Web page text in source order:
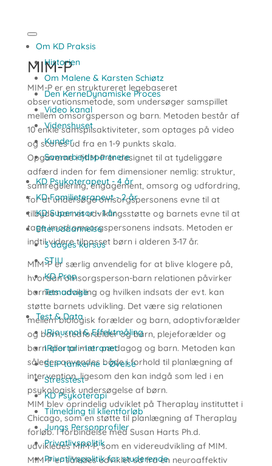
Om KD Praksis
Historien
Om Malene & Karsten Schiøtz
Den KerneDynamiske Proces
Video kanal
Videnshuset
Kunder
Samarbejdspartnere
KD Psykoterapeut - 4 år
KD Familieterapeut - 2 år
KD Supervisor - 1 år
Efteruddannelse
3 dages kursus
STIU
KD Prep
Temadage
Test & Data
IRjournal & Effektmåling
IRportal - Intranet
SLIP tankerne – Øvelse
Stresstest
KD Psykoterapi
Tilmelding til klientforløb
Jungs Personprofiler
Privatlivspolitik
Privatlivspolitik for studerende
MIM-P
MIM-P er en struktureret legebaseret
observationsmetode, som undersøger samspillet
mellem omsorgsperson og barn. Metoden består af
10 enkle samspilsaktiviteter, som optages på video
og scores ud fra en 1-9 punkts skala.
Opgaverne i MIM-P er designet til at tydeliggøre
adfærd inden for fem dimensioner nemlig: struktur,
samregulering, engagement, omsorg og udfordring,
for at undersøge omsorgspersonens evne til at
tilbyde barnet udviklingsstøtte og barnets evne til at
tage imod omsorgspersonens indsats. Metoden er
indtil videre tilpasset børn i alderen 3-17 år.
MIM-P er særlig anvendelig for at blive klogere på,
hvordan omsorgsperson-barn relationen påvirker
barnets udvikling og hvilken indsats der evt. kan
støtte barnets udvikling. Det være sig relationen
mellem biologisk forælder og barn, adoptivforælder
og barn, stedforælder og barn, plejeforælder og
barn eller primær pædagog og barn. Metoden kan
således anvendes både i forhold til planlægning af
intervention, ligesom den kan indgå som led i en
psykologisk undersøgelse af børn.
MIM blev oprindelig udviklet på Theraplay instituttet i
Chicago, som en støtte til planlægning af Theraplay
forløb. I forbindelse med Susan Harts Ph.d.
udvikledes MIM-P, som en videreudvikling af MIM.
MIM-P er således udviklet ud fra en neuroaffektiv